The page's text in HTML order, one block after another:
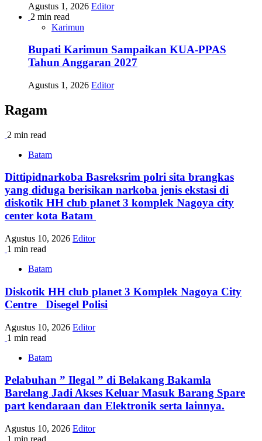
Agustus 1, 2026 Editor
2 min read
Karimun
Bupati Karimun Sampaikan KUA-PPAS
Tahun Anggaran 2027
Agustus 1, 2026 Editor
Ragam
2 min read
Batam
Dittipidnarkoba Basreksrim polri sita brangkas
yang diduga berisikan narkoba jenis ekstasi di
diskotik HH club planet 3 komplek Nagoya city
center kota Batam
Agustus 10, 2026 Editor
1 min read
Batam
Diskotik HH club planet 3 Komplek Nagoya City
Centre Disegel Polisi
Agustus 10, 2026 Editor
1 min read
Batam
Pelabuhan ” Ilegal ” di Belakang Bakamla
Barelang Jadi Akses Keluar Masuk Barang Spare
part kendaraan dan Elektronik serta lainnya.
Agustus 10, 2026 Editor
1 min read